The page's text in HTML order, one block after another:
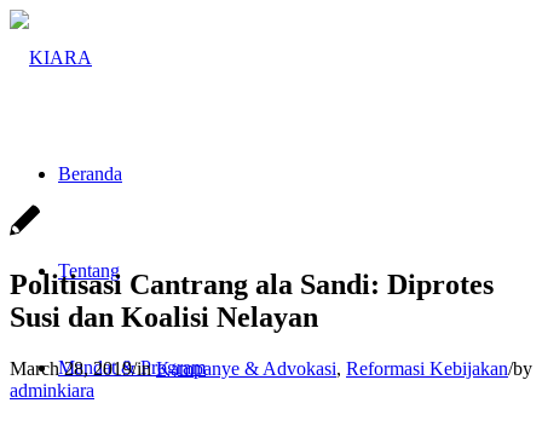
Beranda
Tentang
Mandat & Program
Politisasi Cantrang ala Sandi: Diprotes
Susi dan Koalisi Nelayan
March 28, 2019/inKampanye & Advokasi, Reformasi Kebijakan/by
adminkiara